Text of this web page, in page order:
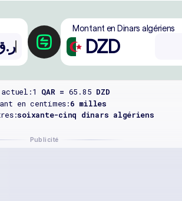
Montant en Dinars algériens
DZD
actuel:1 QAR = 65.85 DZD
en centimes:6 milles
soixante-cinq dinars algériens
Publicité